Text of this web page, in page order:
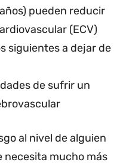
pueden reducir
(ECV)
siguientes a dejar de
de sufrir un
al nivel de alguien
necesita mucho más